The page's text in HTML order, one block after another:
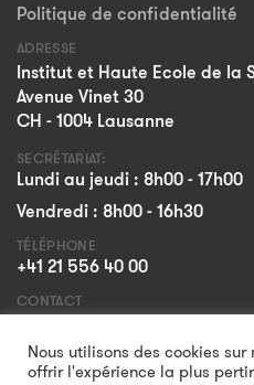
Politique de confidentialité
ADRESSE
Institut et Haute Ecole de la
Avenue Vinet 30
CH - 1004 Lausanne
SECRÉTARIAT:
Lundi au jeudi : 8h00 - 17h00
Vendredi : 8h00 - 16h30
TÉLÉPHONE
+41 21 556 40 00
CONTACT
Formulaire
Nous utilisons des cookies
offrir l'expérience la plus